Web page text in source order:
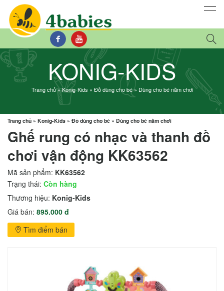
KONIG-KIDS
Trang chủ»Konig-Kids » Đồ dùng cho bé» Dùng cho bé nằm chơi
Trang chủ » Konig-Kids » Đồ dùng cho bé » Dùng cho bé nằm chơi
Ghế rung có nhạc và thanh đồ
chơi vận động KK63562
Mã sản phẩm: KK63562
Trạng thái: Còn hàng
Thương hiệu: Konig-Kids
Giá bán: 895.000 đ
Tìm điểm bán